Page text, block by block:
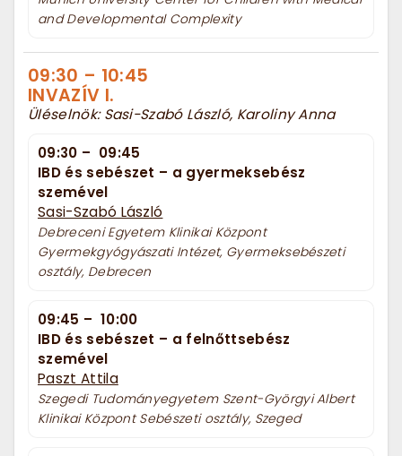
and Developmental Complexity
09:30 – 10:45
INVAZÍV I.
Üléselnök: Sasi-Szabó László, Karoliny Anna
09:30 – 09:45
IBD és sebészet – a gyermeksebész
szemével
Sasi-Szabó László
Debreceni Egyetem Klinikai Központ
Gyermekgyógyászati Intézet, Gyermeksebészeti
osztály, Debrecen
09:45 – 10:00
IBD és sebészet – a felnőttsebész
szemével
Paszt Attila
Szegedi Tudományegyetem Szent-Györgyi Albert
Klinikai Központ Sebészeti osztály, Szeged